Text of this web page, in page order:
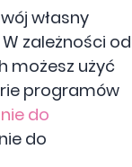
własny
zależności od
możesz użyć
programów
do
do